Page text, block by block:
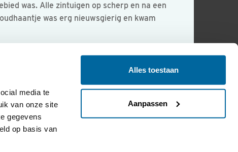
media te
van onze site
gegevens
op basis van
Alles toestaan
Aanpassen
was. Alle zintuigen op scherp en na een
was erg nieuwsgierig en kwam